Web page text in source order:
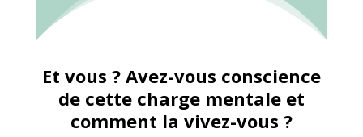
Et vous ? Avez-vous conscience
de cette charge mentale et
comment la vivez-vous ?